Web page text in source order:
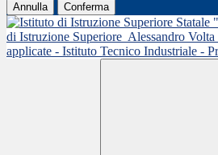
Annulla Conferma
di Istruzione Superiore Alessandro Volta
applicate - Istituto Tecnico Industriale -